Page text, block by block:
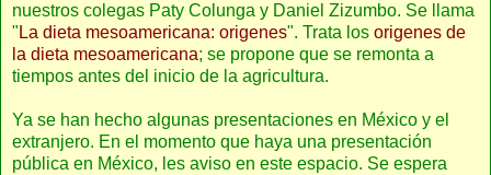
nuestros colegas Paty Colunga y Daniel Zizumbo. Se llama
"La dieta mesoamericana: origenes". Trata los origenes de
la dieta mesoamericana; se propone que se remonta a
tiempos antes del inicio de la agricultura.
Ya se han hecho algunas presentaciones en México y el
extranjero. En el momento que haya una presentación
pública en México, les aviso en este espacio. Se espera